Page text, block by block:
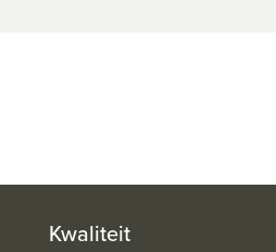
Kwaliteit